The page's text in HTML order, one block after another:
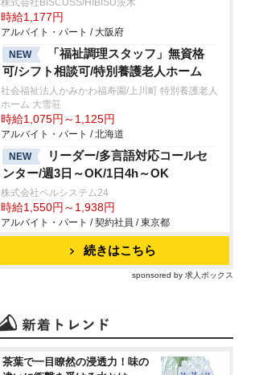
株式会社BISCUSS/HIBISU茨木
時給1,177円
アルバイト・パート / 大阪府
NEW
「福祉調理スタッフ」無資格
可/シフト相談可/特別養護老人ホーム
社会福祉法人かみかわ福寿園/上川町 特別養護老人
ホーム 大雪荘
時給1,075円～1,125円
アルバイト・パート / 北海道
NEW
リーダー/多言語対応コールセ
ンター/週3日～OK/1日4h～OK
株式会社ベルシステム24
時給1,550円～1,938円
アルバイト・パート / 契約社員 / 東京都
続きはこちら
sponsored by 求人ボックス
茶葉で一目瞭然の浸透力！味の